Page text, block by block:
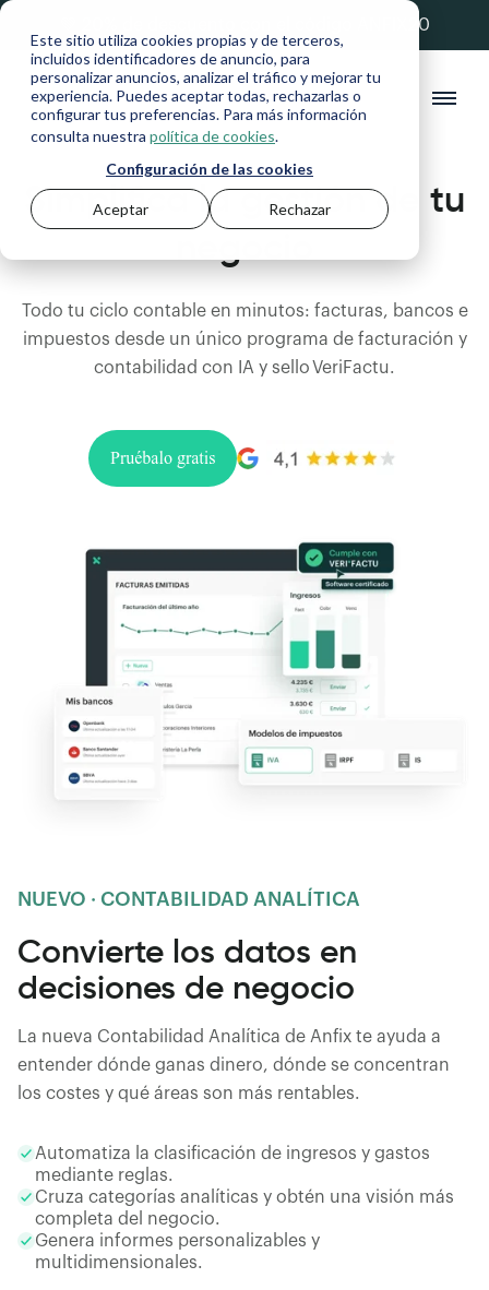
Este sitio utiliza cookies propias y de terceros,
incluidos identificadores de anuncio, para
personalizar anuncios, analizar el tráfico y mejorar tu
experiencia. Puedes aceptar todas, rechazarlas o
configurar tus preferencias. Para más información
consulta nuestra política de cookies.
Configuración de las cookies
Aceptar Rechazar
💚 20% de descuento con el código ANFIX20
Simplifica la gestión de tu
Todo tu ciclo contable en minutos: facturas, bancos e
impuestos desde un único programa de facturación y
contabilidad con IA y sello VeriFactu.
NUEVO · CONTABILIDAD ANALÍTICA
Convierte los datos en
decisiones de negocio
La nueva Contabilidad Analítica de Anfix te ayuda a
entender dónde ganas dinero, dónde se concentran
los costes y qué áreas son más rentables.
Automatiza la clasificación de ingresos y gastos
mediante reglas.
Cruza categorías analíticas y obtén una visión más
completa del negocio.
Genera informes personalizables y
multidimensionales.